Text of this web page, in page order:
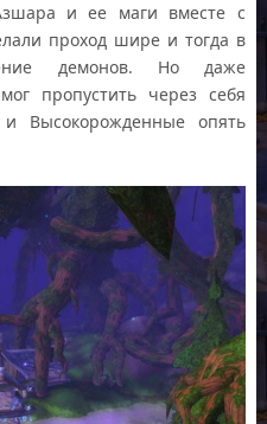
и ее маги вместе с
проход шире и тогда в
демонов. Но даже
пропустить через себя
Высокорожденные опять